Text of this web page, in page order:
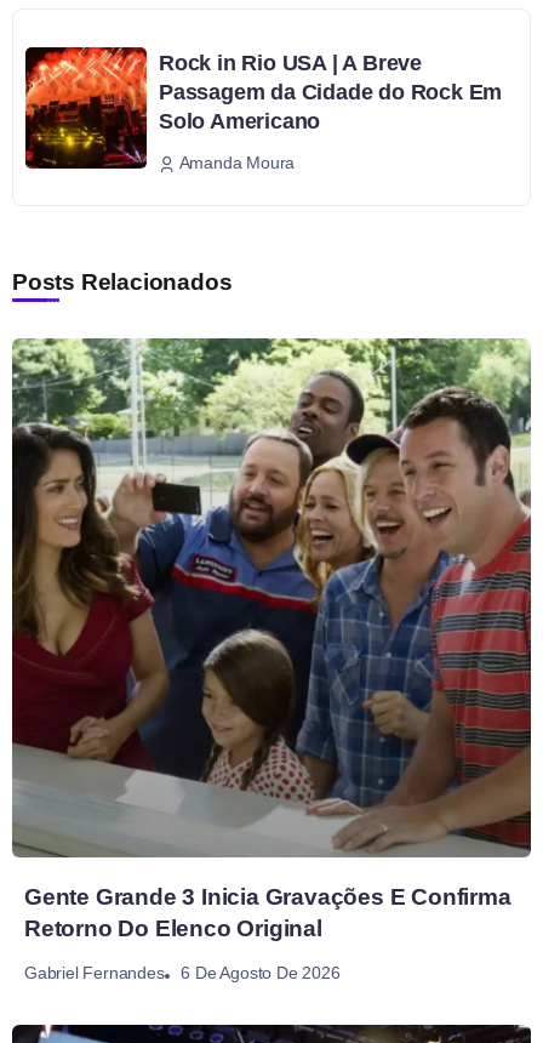
Rock in Rio USA | A Breve
Passagem da Cidade do Rock Em
Solo Americano
Amanda Moura
Posts Relacionados
Gente Grande 3 Inicia Gravações E Confirma
Retorno Do Elenco Original
Gabriel Fernandes 6 De Agosto De 2026